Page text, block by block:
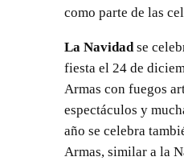
como parte de las
La Navidadse
fiesta el 24 de
Armas con fuegos
espectáculos y
año se celebra
Armas, similar a la